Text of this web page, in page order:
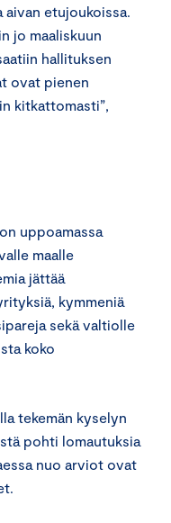
aivan etujoukoissa.
jo maaliskuun
hallituksen
ovat pienen
kitkattomasti”,
uppoamassa
maalle
jättää
kymmeniä
sekä valtiolle
koko
tekemän kyselyn
pohti lomautuksia
nuo arviot ovat